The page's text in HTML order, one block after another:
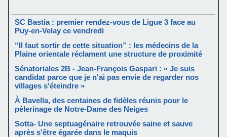
SC Bastia : premier rendez-vous de Ligue 3 face au
Puy-en-Velay ce vendredi
“Il faut sortir de cette situation” : les médecins de la
Plaine orientale réclament une structure de proximité
Sénatoriales 2B - Jean-François Gaspari : « Je suis
candidat parce que je n'ai pas envie de regarder nos
villages s'éteindre »
À Bavella, des centaines de fidèles réunis pour le
pèlerinage de Notre-Dame des Neiges
Sotta- Une septuagénaire retrouvée saine et sauve
après s'être égarée dans le maquis